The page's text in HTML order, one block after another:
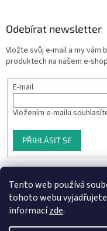
Tento web používá
tohoto webu
informacízde.
Odebírat newsletter
Vložte svůj e-mail a my vám
produktech na našem e-
E-mail
Vložením e-mailu
PŘIHLÁSIT SE